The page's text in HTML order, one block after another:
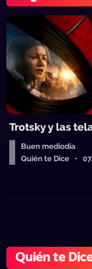
Trotsky y las
Buen mediodía
Quién te Dice •
Quién te